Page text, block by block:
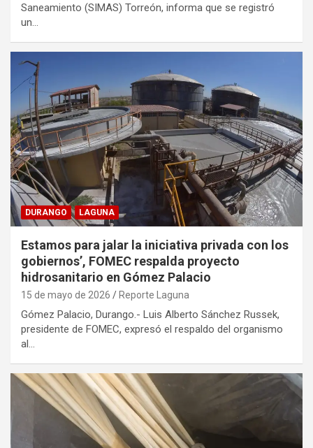
Saneamiento (SIMAS) Torreón, informa que se registró
un…
DURANGO LAGUNA
Estamos para jalar la iniciativa privada con los
gobiernos’, FOMEC respalda proyecto
hidrosanitario en Gómez Palacio
15 de mayo de 2026 Reporte Laguna
Gómez Palacio, Durango.- Luis Alberto Sánchez Russek,
presidente de FOMEC, expresó el respaldo del organismo
al…